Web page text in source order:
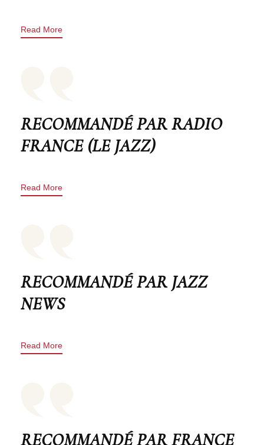
Read More
RECOMMANDÉ PAR RADIO
FRANCE (LE JAZZ)
Read More
RECOMMANDÉ PAR JAZZ
NEWS
Read More
RECOMMANDÉ PAR FRANCE